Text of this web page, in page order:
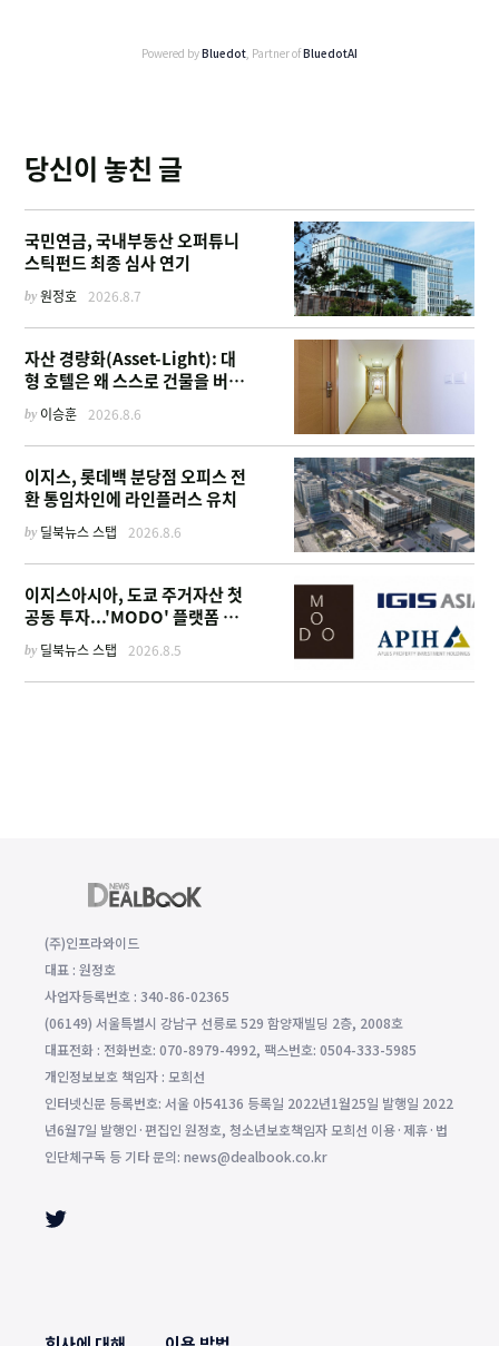
Powered byBluedot, Partner ofBluedotAI
당신이 놓친 글
국민연금, 국내부동산 오퍼튜니
스틱펀드 최종 심사 연기
by원정호 2026.8.7
자산 경량화(Asset-Light): 대
형 호텔은 왜 스스로 건물을 버리
고 '이름'만 팔기 시작했을까
by 이승훈 2026.8.6
이지스, 롯데백 분당점 오피스 전
환 통임차인에 라인플러스 유치
by 딜북뉴스 스탭 2026.8.6
이지스아시아, 도쿄 주거자산 첫
공동 투자...'MODO' 플랫폼 가
by 딜북뉴스 스탭 2026.8.5
(주)인프라와이드
대표 : 원정호
사업자등록번호 : 340-86-02365
(06149) 서울특별시 강남구 선릉로 529 함양재빌딩 2층, 2008호
대표전화 : 전화번호: 070-8979-4992, 팩스번호: 0504-333-5985
개인정보보호 책임자 : 모희선
인터넷신문 등록번호: 서울 아54136 등록일 2022년1월25일 발행일 2022
년6월7일 발행인·편집인 원정호, 청소년보호책임자 모희선 이용·제휴·법
인단체구독 등 기타 문의: news@dealbook.co.kr